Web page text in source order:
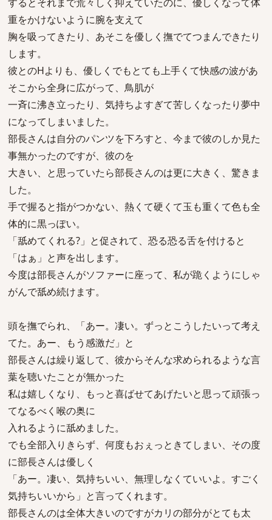
重をかけないように腕を支えて
胸を吸ってきたり、あそこを優しく撫でてつまんできたり
します。
彼とのHよりも、優しくでもとても上手くて快感の波があ
そこから全身に広がって、鳥肌が
一斉に沸き立ったり、気持ちよすぎて苦しくなったり夢中
になってしまいました。
部長さんは自分のパンツを下ろすと、今まで彼のしか見た
事無かったのですが、彼のを
大きい、と思っていたら部長さんのは更に大きく、驚きま
した。
手で握ると指がつかない、熱くて硬くて玉も重くて色も全
体的に黒っぽい。
「舐めてくれる?」と促されて、恐る恐る舌を付けると
「はぁ」と声を出します。
今度は部長さんがソファーに座って、私が跪くようにしゃ
がんで舐め続けます。
頭を撫でられ、「あー。凄い。ずっとこうしたいって考え
てた。あー、もう感激だ」と
部長さんは繰り返して、彼からそんな求められるような言
葉を聴いたことが無かった
私は嬉しくなり、もっと喜ばせてあげたいと思って頑張っ
てなるべく喉の奥に
入れるように舐めました。
でも全部入りきらず、何度もおぇっときてしまい、その度
に部長さんは優しく
「あー。凄い、気持ちいい、無理しなくていいよ。すごく
気持ちいいから」と言ってくれます。
部長さんのは全体大きいのですがカリの部分がとても太